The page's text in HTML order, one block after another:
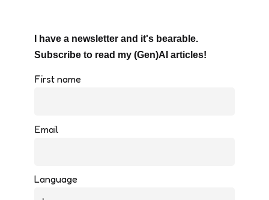
I have a newsletter and it's bearable.
Subscribe to read my (Gen)AI articles!
First name
Email
Language